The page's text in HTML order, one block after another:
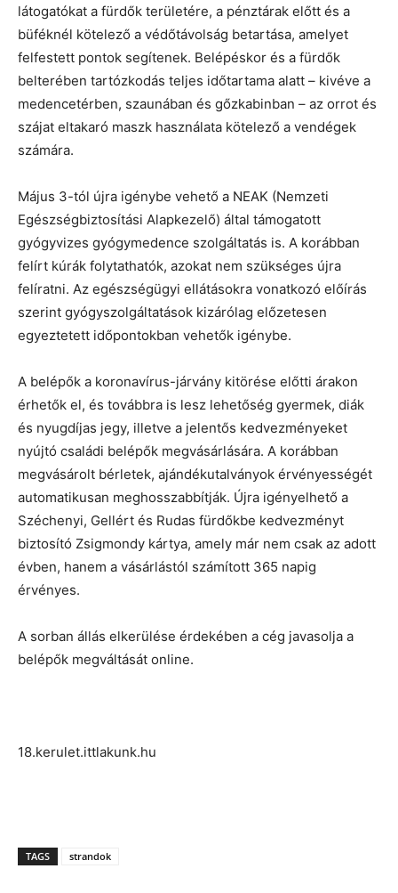
látogatókat a fürdők területére, a pénztárak előtt és a
büféknél kötelező a védőtávolság betartása, amelyet
felfestett pontok segítenek. Belépéskor és a fürdők
belterében tartózkodás teljes időtartama alatt – kivéve a
medencetérben, szaunában és gőzkabinban – az orrot és
szájat eltakaró maszk használata kötelező a vendégek
számára.
Május 3-tól újra igénybe vehető a NEAK (Nemzeti
Egészségbiztosítási Alapkezelő) által támogatott
gyógyvizes gyógymedence szolgáltatás is. A korábban
felírt kúrák folytathatók, azokat nem szükséges újra
felíratni. Az egészségügyi ellátásokra vonatkozó előírás
szerint gyógyszolgáltatások kizárólag előzetesen
egyeztetett időpontokban vehetők igénybe.
A belépők a koronavírus-járvány kitörése előtti árakon
érhetők el, és továbbra is lesz lehetőség gyermek, diák
és nyugdíjas jegy, illetve a jelentős kedvezményeket
nyújtó családi belépők megvásárlására. A korábban
megvásárolt bérletek, ajándékutalványok érvényességét
automatikusan meghosszabbítják. Újra igényelhető a
Széchenyi, Gellért és Rudas fürdőkbe kedvezményt
biztosító Zsigmondy kártya, amely már nem csak az adott
évben, hanem a vásárlástól számított 365 napig
érvényes.
A sorban állás elkerülése érdekében a cég javasolja a
belépők megváltását online.
18.kerulet.ittlakunk.hu
TAGS strandok